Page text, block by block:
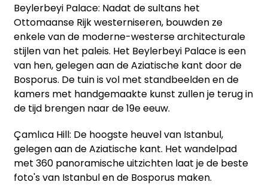
Beylerbeyi Palace: Nadat de sultans het
Ottomaanse Rijk westerniseren, bouwden ze
enkele van de moderne-westerse architecturale
stijlen van het paleis. Het Beylerbeyi Palace is een
van hen, gelegen aan de Aziatische kant door de
Bosporus. De tuin is vol met standbeelden en de
kamers met handgemaakte kunst zullen je terug in
de tijd brengen naar de 19e eeuw.
Çamlıca Hill: De hoogste heuvel van Istanbul,
gelegen aan de Aziatische kant. Het wandelpad
met 360 panoramische uitzichten laat je de beste
foto's van Istanbul en de Bosporus maken.